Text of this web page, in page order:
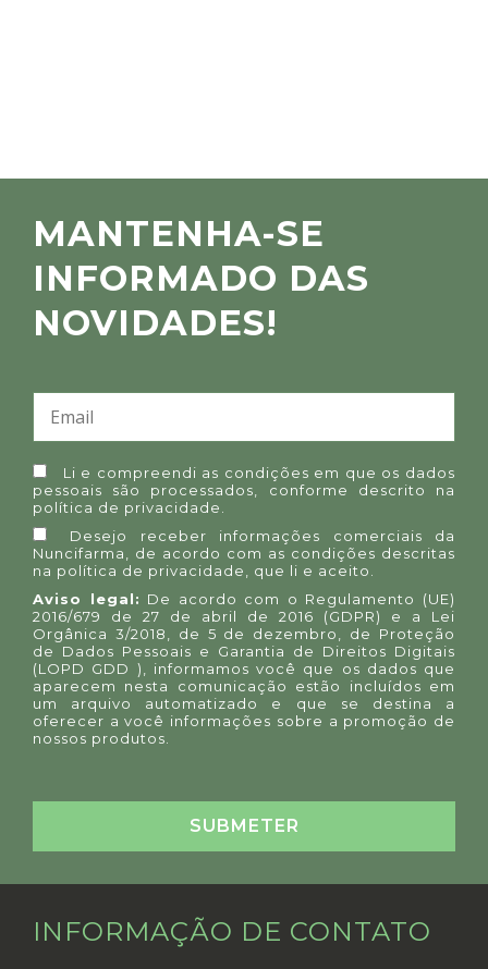
MANTENHA-SE
INFORMADO DAS
NOVIDADES!
Li e compreendi as condições em que os dados
pessoais são processados, conforme descrito na
política de privacidade
Desejo receber informações comerciais da
Nuncifarma, de acordo com as condições descritas
na política de privacidade
, que li e aceito.
Aviso legal: De acordo com o Regulamento (UE)
2016/679 de 27 de abril de 2016 (GDPR) e a Lei
Orgânica 3/2018, de 5 de dezembro, de Proteção
de Dados Pessoais e Garantia de Direitos Digitais
(LOPD GDD ), informamos você que os dados que
aparecem nesta comunicação estão incluídos em
um arquivo automatizado e que se destina a
oferecer a você informações sobre a promoção de
nossos produtos.
INFORMAÇÃO DE CONTATO